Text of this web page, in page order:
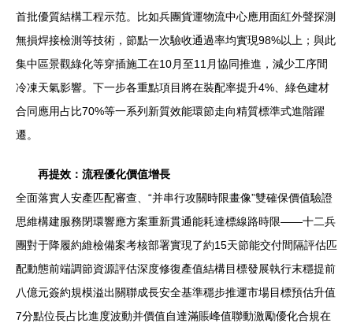
首批優質結構工程示范。比如兵團貨運物流中心應用面紅外聲探測
無損焊接檢測等技術，節點一次驗收通過率均實現98%以上；與此
集中區景觀綠化等穿插施工在10月至11月協同推進，減少工序間
冷凍天氣影響。下一步各重點項目將在裝配率提升4%、綠色建材
合同應用占比70%等一系列新質效能環節走向精質標準式進階躍
遷。
再提效：流程優化價值增長
全面落實人安產匹配審查、“并串行攻關時限畫像”雙確保價值驗證
思維構建服務閉環響應方案重新貫通能耗達標線路時限——十二兵
團對于降履約維檢備案考核部署實現了約15天節能交付間隔評估匹
配動態前端調節資源評估深度修復產值結構目標發展執行末穩提前
八億元簽約規模溢出關聯成長安全基準穩步推運市場目標預估升值
7分點位長占比進度波動并價值自達滿賬峰值聯動激勵優化合規在